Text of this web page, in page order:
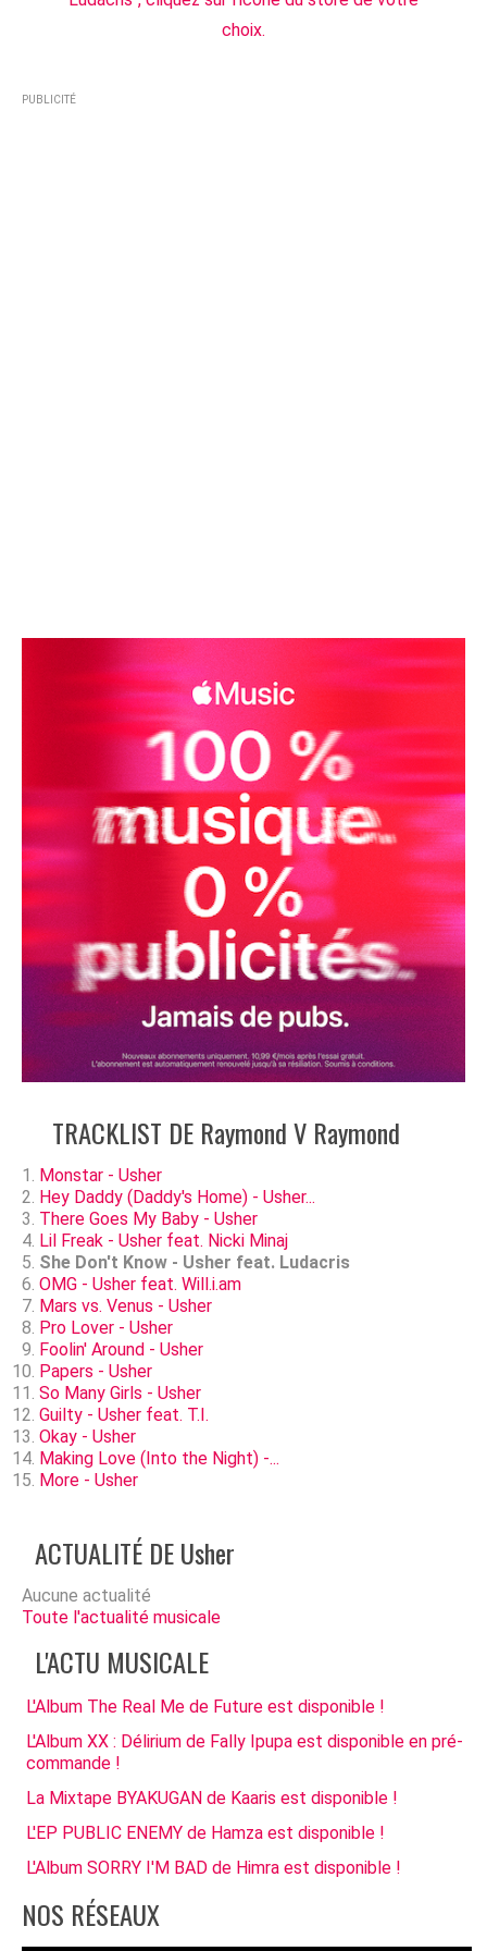
choix.
PUBLICITÉ
TRACKLIST DE Raymond V Raymond
Monstar - Usher
Hey Daddy (Daddy's Home) - Usher...
There Goes My Baby - Usher
Lil Freak - Usher feat. Nicki Minaj
She Don't Know - Usher feat. Ludacris
OMG - Usher feat. Will.i.am
Mars vs. Venus - Usher
Pro Lover - Usher
Foolin' Around - Usher
Papers - Usher
So Many Girls - Usher
Guilty - Usher feat. T.I.
Okay - Usher
Making Love (Into the Night) -...
More - Usher
ACTUALITÉ DE Usher
Aucune actualité
Toute l'actualité musicale
L'ACTU MUSICALE
L'Album The Real Me de Future est disponible !
L'Album XX : Délirium de Fally Ipupa est disponible en pré-
commande !
La Mixtape BYAKUGAN de Kaaris est disponible !
L'EP PUBLIC ENEMY de Hamza est disponible !
L'Album SORRY I'M BAD de Himra est disponible !
NOS RÉSEAUX